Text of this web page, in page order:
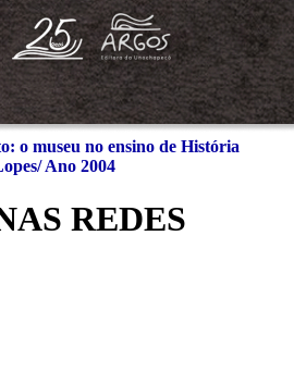
o museu no ensino de História
Ano 2004
REDES